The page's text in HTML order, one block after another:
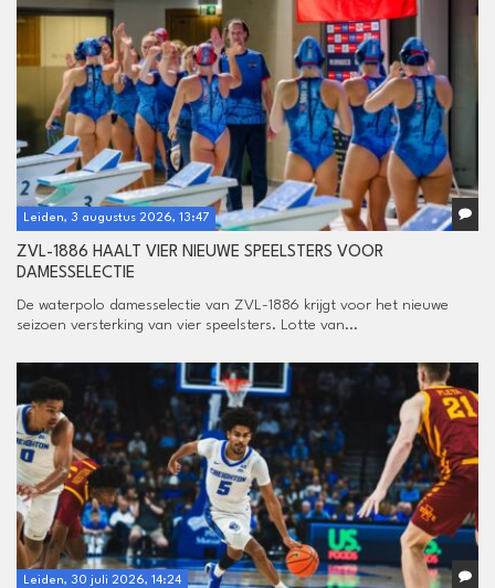
Leiden, 3 augustus 2026, 13:47
ZVL-1886 HAALT VIER NIEUWE SPEELSTERS VOOR
DAMESSELECTIE
De waterpolo damesselectie van ZVL-1886 krijgt voor het nieuwe
seizoen versterking van vier speelsters. Lotte van...
Leiden, 30 juli 2026, 14:24